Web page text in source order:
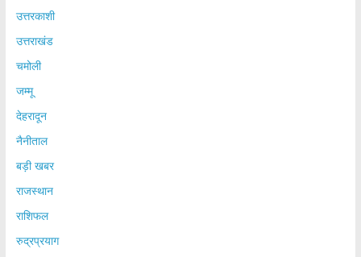
उत्तरकाशी
उत्तराखंड
चमोली
जम्मू
देहरादून
नैनीताल
बड़ी खबर
राजस्थान
राशिफल
रुद्रप्रयाग